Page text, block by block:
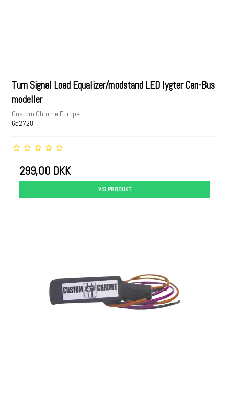
Turn Signal Load Equalizer/modstand LED lygter Can-Bus
modeller
Custom Chrome Europe
652728
299,00 DKK
VIS PRODUKT